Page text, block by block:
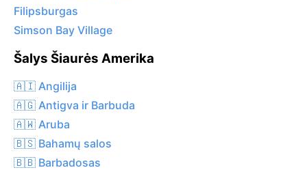
Filipsburgas
Simson Bay Village
Šalys Šiaurės Amerika
🇦🇮 Angilija
🇦🇬 Antigva ir Barbuda
🇦🇼 Aruba
🇧🇸 Bahamų salos
🇧🇧 Barbadosas